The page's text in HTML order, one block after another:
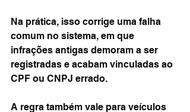
Na prática, isso corrige uma falha
comum no sistema, em que
infrações antigas demoram a ser
registradas e acabam vinculadas ao
CPF ou CNPJ errado.
A regra também vale para veículos